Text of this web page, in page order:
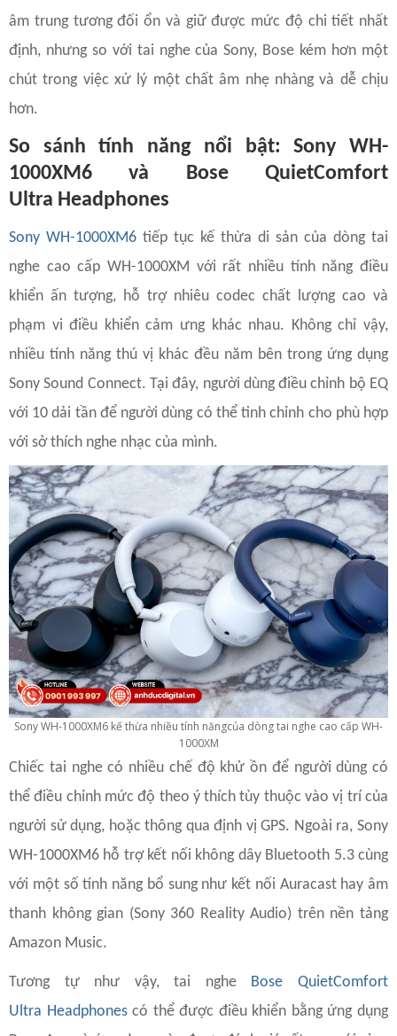
âm trung tương đối ổn và giữ được mức độ chi tiết nhất
định, nhưng so với tai nghe của Sony, Bose kém hơn một
chút trong việc xử lý một chất âm nhẹ nhàng và dễ chịu
hơn.
So sánh tính năng nổi bật: Sony WH-
1000XM6 và Bose QuietComfort
Ultra Headphones
Sony WH-1000XM6 tiếp tục kế thừa di sản của dòng tai
nghe cao cấp WH-1000XM với rất nhiều tính năng điều
khiển ấn tượng, hỗ trợ nhiêu codec chất lượng cao và
phạm vi điều khiển cảm ưng khác nhau. Không chỉ vậy,
nhiều tính năng thú vị khác đều năm bên trong ứng dụng
Sony Sound Connect. Tại đây, người dùng điều chỉnh bộ EQ
với 10 dải tần để người dùng có thể tinh chỉnh cho phù hợp
với sở thích nghe nhạc của mình.
Sony WH-1000XM6 kế thừa nhiều tính năngcủa dòng tai nghe cao cấp WH-
1000XM
Chiếc tai nghe có nhiều chế độ khử ồn để người dùng có
thể điều chỉnh mức độ theo ý thích tùy thuộc vào vị trí của
người sử dụng, hoặc thông qua định vị GPS. Ngoài ra, Sony
WH-1000XM6 hỗ trợ kết nối không dây Bluetooth 5.3 cùng
với một số tính năng bổ sung như kết nối Auracast hay âm
thanh không gian (Sony 360 Reality Audio) trên nền tảng
Amazon Music.
Tương tự như vậy, tai nghe Bose QuietComfort
Ultra Headphonescó thể được điều khiển bằng ứng dụng